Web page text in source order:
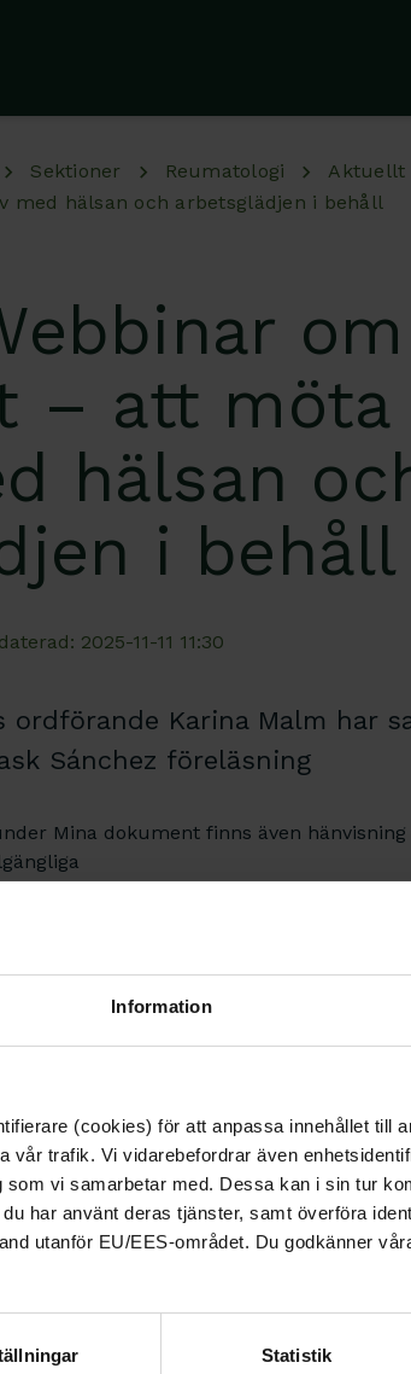
Information
(cookies) för att anpassa innehållet till
vår trafik. Vi vidarebefordrar även
vi samarbetar med. Dessa kan i sin tur
har använt deras tjänster, samt överföra
utanför EU/EES-området. Du godkänner
Statistik
Sektioner Reumatologi
Aktuellt
med hälsan och arbetsglädjen i behåll
– att möta
hälsan
i behåll
2025-11-11 11:30
ordförande Karina Malm har
Sánchez föreläsning
Mina dokument finns även
del
Kontakt
Välkommen att
roll och ditt ärende.
08-567 06 100